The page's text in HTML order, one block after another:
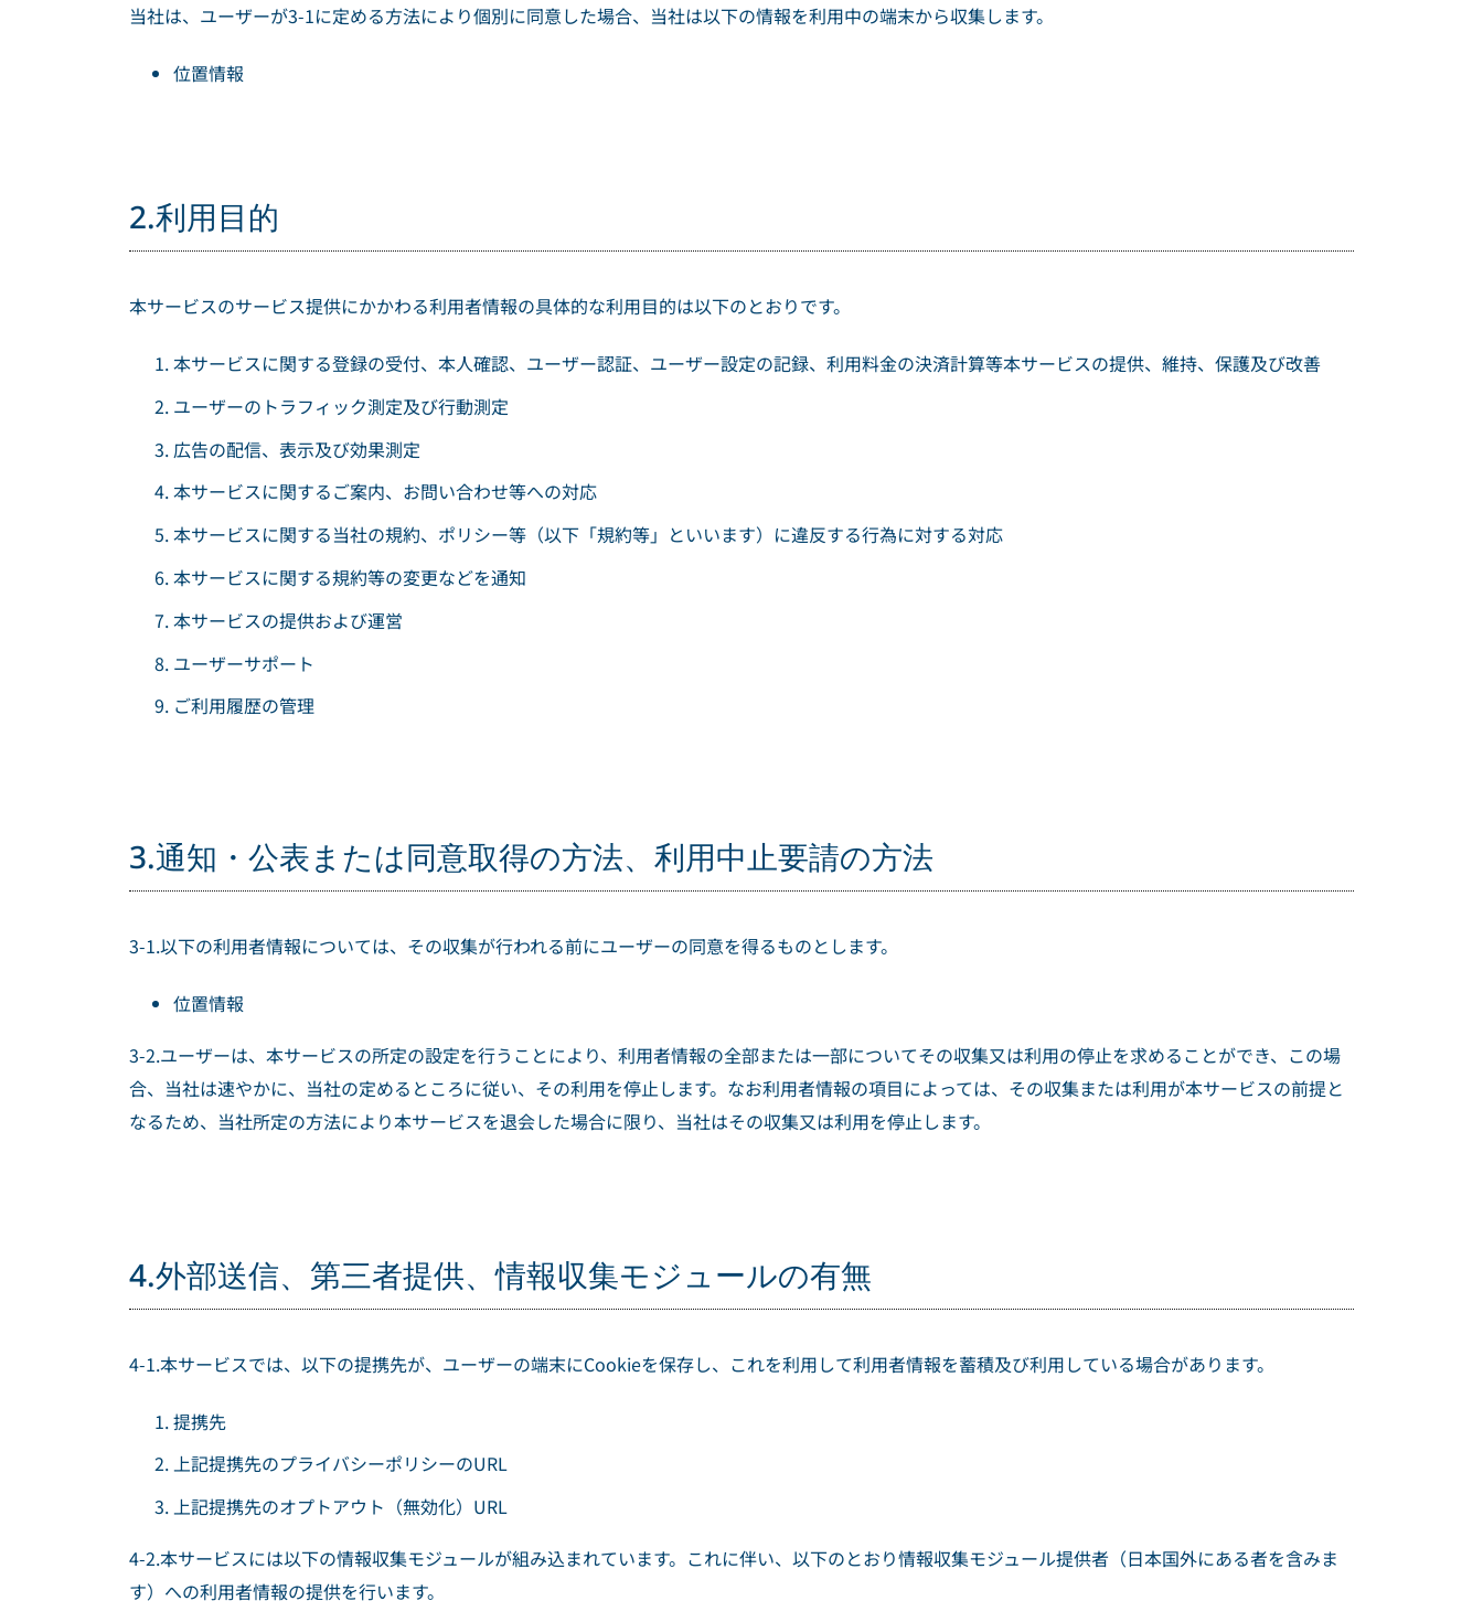
当社は、ユーザーが3-1に定める方法により個別に同意した場合、当社は以下の情報を利用中の端末から収集します。
位置情報
2.利用目的
本サービスのサービス提供にかかわる利用者情報の具体的な利用目的は以下のとおりです。
本サービスに関する登録の受付、本人確認、ユーザー認証、ユーザー設定の記録、利用料金の決済計算等本サービスの提供、維持、保護及び改善
ユーザーのトラフィック測定及び行動測定
広告の配信、表示及び効果測定
本サービスに関するご案内、お問い合わせ等への対応
本サービスに関する当社の規約、ポリシー等（以下「規約等」といいます）に違反する行為に対する対応
本サービスに関する規約等の変更などを通知
本サービスの提供および運営
ユーザーサポート
ご利用履歴の管理
3.通知・公表または同意取得の方法、利用中止要請の方法
3-1.以下の利用者情報については、その収集が行われる前にユーザーの同意を得るものとします。
位置情報
3-2.ユーザーは、本サービスの所定の設定を行うことにより、利用者情報の全部または一部についてその収集又は利用の停止を求めることができ、この場
合、当社は速やかに、当社の定めるところに従い、その利用を停止します。なお利用者情報の項目によっては、その収集または利用が本サービスの前提と
なるため、当社所定の方法により本サービスを退会した場合に限り、当社はその収集又は利用を停止します。
4.外部送信、第三者提供、情報収集モジュールの有無
4-1.本サービスでは、以下の提携先が、ユーザーの端末にCookieを保存し、これを利用して利用者情報を蓄積及び利用している場合があります。
提携先
上記提携先のプライバシーポリシーのURL
上記提携先のオプトアウト（無効化）URL
4-2.本サービスには以下の情報収集モジュールが組み込まれています。これに伴い、以下のとおり情報収集モジュール提供者（日本国外にある者を含みま
す）への利用者情報の提供を行います。